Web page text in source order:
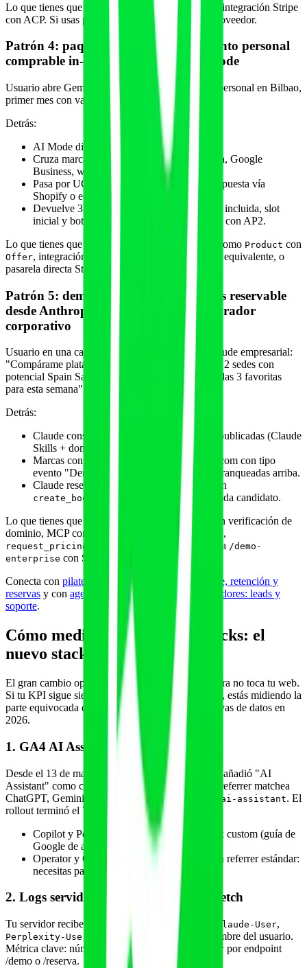
Lo que tienes que exponer: además de lo anterior, integración Stripe
con ACP. Si usas plataforma SaaS, exígelo a tu proveedor.
Patrón 4: paquete intro de entrenamiento personal
comprable in-chat desde Gemini AI Mode
Usuario abre Gemini AI Mode, pide "entrenador personal en Bilbao,
primer mes con valoración funcional incluida".
Detrás:
AI Mode dispara fan-out de subconsultas.
Cruza marcas con identidad fuerte (Wikidata, Google
Business, web SSR).
Pasa por UCP a las que tienen Storefront expuesta vía
Shopify o equivalente.
Devuelve 3 paquetes con precio, valoración incluida, slot
inicial y botón "Comprar in-chat" que cierra con AP2.
Lo que tienes que exponer: catálogo de paquetes como Product con
Offer, integración con Shopify Storefront MCP o equivalente, o
pasarela directa Stripe con ACP.
Patrón 5: demo B2B de software fitness reservable
desde Anthropic Claude para un comprador
corporativo
Usuario en una cadena de gimnasios pide a su Claude empresarial:
"Compárame plataformas de gestión con IA para 12 sedes con
potencial Spain Salud Mental y reserva demo con las 3 favoritas
para esta semana".
Detrás:
Claude consulta su pool de fuentes y skills publicadas (Claude
Skills + dominio verificado).
Marcas con skill propia, MCP server y Cal.com con tipo
evento "Demo Enterprise" reservable salen ranqueadas arriba.
Claude reserva las 3 demos directamente con
create_booking
invocando los MCP de cada candidato.
Lo que tienes que exponer: skill Claude propia con verificación de
dominio, MCP con tools
book_enterprise_demo ,
request_pricing share_security_doc , página /demo-
enterprise con SSR.
Conecta con pilates reformer IA: estudios boutique, retención y
reservas y con agente IA para gimnasios y entrenadores: leads y
soporte.
Cómo medir cuando no hay clicks: el
nuevo stack de atribución
El gran cambio operativo es que el tráfico que cierra no toca tu web.
Si tu KPI sigue siendo "sesiones GA4" o "rebote", estás midiendo la
parte equivocada del embudo. Cuatro fuentes nuevas de datos en
2026.
1. GA4 AI Assistant channel nativo
Desde el 13 de mayo de 2026 Google Analytics 4 añadió "AI
Assistant" como canal default. Las sesiones cuyo referrer matchea
ChatGPT, Gemini o Claude se etiquetan
medium=ai-assistant. El
rollout terminó el 7 de junio.
Copilot y Perplexity todavía requieren regex custom (guía de
Google de agosto 2025).
Operator y Claude Computer Use no envían referrer estándar:
necesitas patrón propio.
2. Logs servidor para crawlers y user-fetch
Tu servidor recibe peticiones de ChatGPT-User Claude-User,
Perplexity-User
cuando un agente actúa en nombre del usuario.
Métrica clave: número de peticiones
Claude-User por endpoint
/demo o /reserva.